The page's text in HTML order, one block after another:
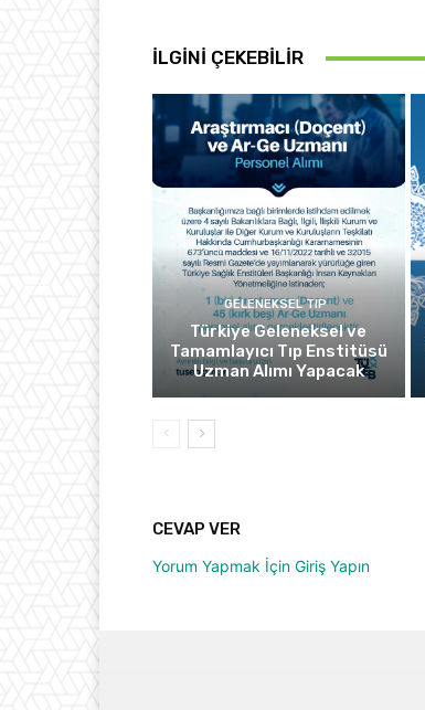
İLGINI ÇEKEBILIR
GELENEKSEL TIP
Türkiye Geleneksel ve
Tamamlayıcı Tıp Enstitüsü
Uzman Alımı Yapacak
CEVAP VER
Yorum Yapmak İçin Giriş Yapın